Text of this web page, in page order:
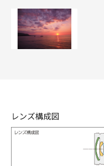
レンズ構成図